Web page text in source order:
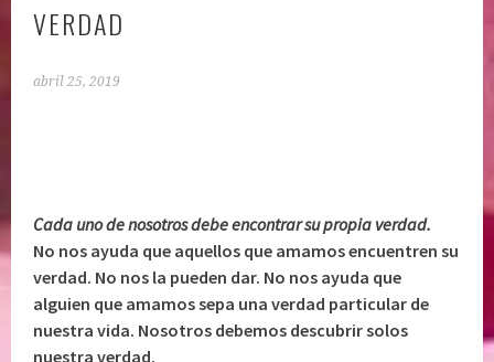
VERDAD
abril 25, 2019
Cada uno de nosotros debe encontrar su propia verdad.
No nos ayuda que aquellos que amamos encuentren su
verdad. No nos la pueden dar. No nos ayuda que
alguien que amamos sepa una verdad particular de
nuestra vida. Nosotros debemos descubrir solos
nuestra verdad.